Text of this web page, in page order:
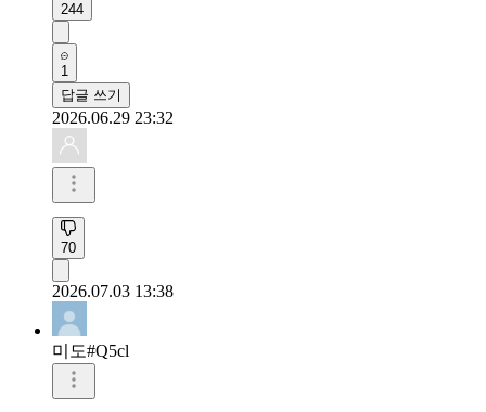
244
1
답글 쓰기
2026.06.29 23:32
70
2026.07.03 13:38
미도#Q5cl